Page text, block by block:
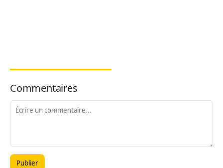
Commentaires
Publier